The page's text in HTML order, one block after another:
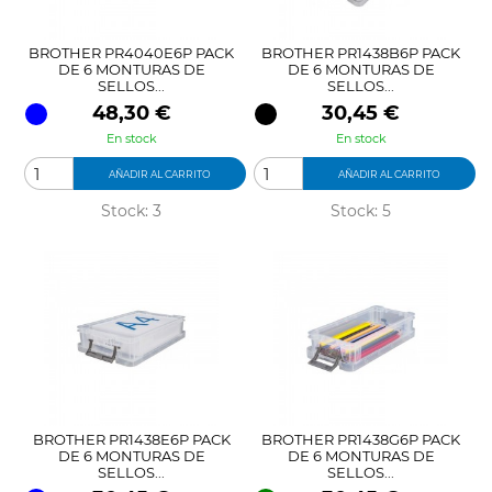
BROTHER PR4040E6P PACK
DE 6 MONTURAS DE
SELLOS...
Precio
48,30 €
En stock
AÑADIR AL CARRITO
Stock: 3
BROTHER PR1438B6P PACK
DE 6 MONTURAS DE
SELLOS...
Precio
30,45 €
En stock
AÑADIR AL CARRITO
Stock: 5
BROTHER PR1438E6P PACK
DE 6 MONTURAS DE
SELLOS...
BROTHER PR1438G6P PACK
DE 6 MONTURAS DE
SELLOS...